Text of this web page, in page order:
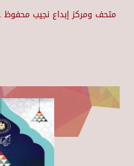
متحف ومركز إبداع نجيب محفوظ ١١٤ عاماً على ميلاد صاحب الثلاثية